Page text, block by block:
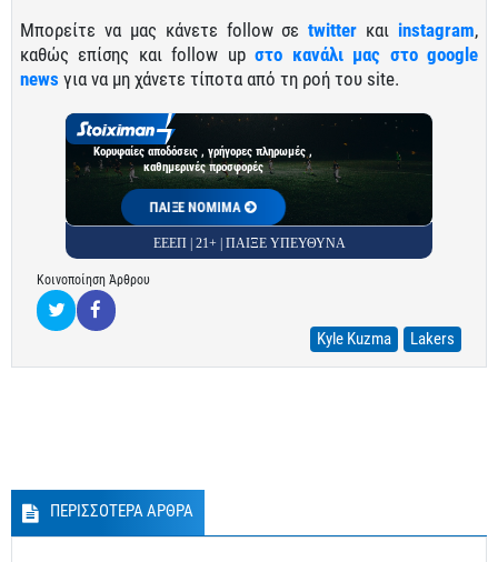
Μπορείτε να μας κάνετε follow σεtwitter και instagram,
καθώς επίσης και follow upστο κανάλι μας στο google
news για να μη χάνετε τίποτα από τη ροή του site.
Κορυφαίες αποδόσεις , γρήγορες πληρωμές ,
καθημερινές προσφορές
ΠΑΙΞΕ ΝΟΜΙΜΑ
ΕΕΕΠ | 21+ | ΠΑΙΞΕ ΥΠΕΥΘΥΝΑ
Κοινοποίηση Άρθρου
Kyle Kuzma Lakers
ΠΕΡΙΣΣΟΤΕΡΑ ΑΡΘΡΑ